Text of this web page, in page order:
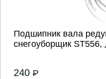
Подшипник вала
снегоуборщик ST556,
240 P